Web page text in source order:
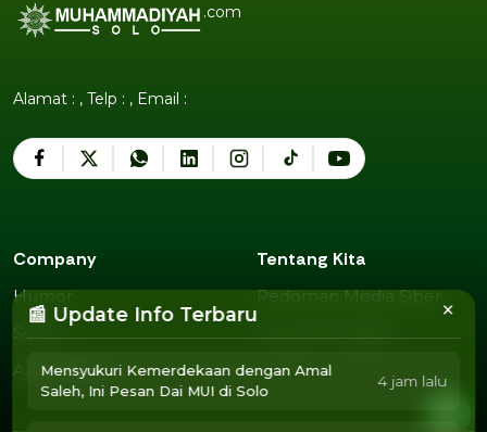
.com
Alamat : , Telp : , Email :
Company
Humor
Humor
Sosok
Agendamu
Agendamu
Tentang Kita
Pedoman Media Siber
Susunan Redaksi
📰 Update Info Terbaru
Mensyukuri Kemerdekaan dengan Amal
Saleh, Ini Pesan Dai MUI di Solo
4 jam lalu
×